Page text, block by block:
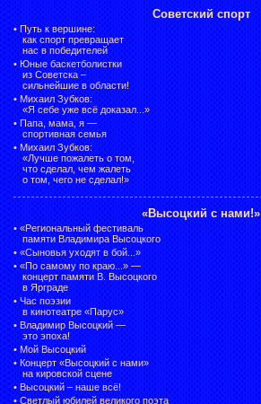
Советский спорт
• Путь к вершине:
как спорт превращает
нас в победителей
• Юные баскетболистки
из Советска –
сильнейшие в области!
• Михаил Зубков:
«Я себе уже всё доказал...»
• Папа, мама, я —
спортивная семья
• Михаил Зубков:
«Лучше пожалеть о том,
что сделал, чем жалеть
о том, чего не сделал!»
«Высоцкий с нами!»
• «Региональный фестиваль
памяти Владимира Высоцкого
• «Сыновья уходят в бой...»
• «По самому по краю...» —
концерт памяти В. Высоцкого
в Ярграде
• Час поэзии
в кинотеатре «Парус»
• Владимир Высоцкий —
это эпоха!
• Мой Высоцкий
• Концерт «Высоцкий с нами»
на кировской сцене
• Высоцкий – наше всё!
• Светлый юбилей великого поэта